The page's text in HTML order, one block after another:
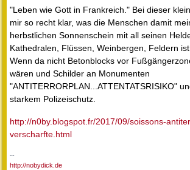
"Leben wie Gott in Frankreich." Bei dieser
mir so recht klar, was die Menschen damit
herbstlichen Sonnenschein mit all seinen
Kathedralen, Flüssen, Weinbergen, Feldern
Wenn da nicht Betonblocks vor
wären und Schilder an Monumenten
"ANTITERRORPLAN...ATTENTATSRISIKO"
starkem Polizeischutz.
http://n0by.blogspot.fr/2017/09/soissons-
verscharfte.html
--
http://nobydick.de